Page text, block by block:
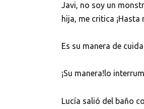
Javi, no soy un
hija, me critica
Es su manera de
¡Su manera!lo
Lucía salió del baño